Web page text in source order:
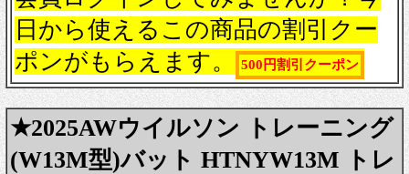
日から使えるこの商品の割引クー
ポンがもらえます。
500円割引クーポン
★2025AWウイルソン トレーニング
(W13M型)バット HTNYW13M トレ